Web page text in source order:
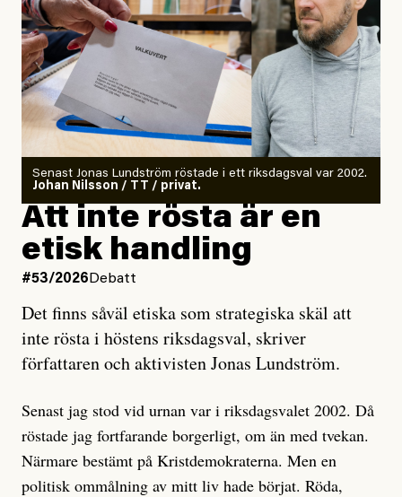
skapar betydligt mer oro i palestinarörelsen – och den
oberoende vänstern – än den porträtterade personen
eller dess bakgrund.
Det finns en väldigt enkel regel inom alla politiska
rörelser när det gäller misstänkta infiltratörer:
Antingen har en bevis på att de är infiltratörer, och då
ska en gå ut med det så fort det bara går för att skydda
rörelsen. Eller så har en inga bevis, bara misstankar,
och då ska en efterforska diskret, just för att inte skapa
oro inom rörelsen.
Artikeln undersöker inte, som ETC påstår, ”vad som
är sant, vad som är rykten”, utan den bidrar bara till
ännu mer ryktesspridning. Det finns inte ett enda bevis
misstänkta personen är en infiltratör. Det som läsaren
får veta är att personen har ändrat sina politiska åsikter
under åren, att den har raderat tidigare innehåll på sina
sociala medier, att artikelns författare inte förstår sig
Senast Jonas Lundström röstade i ett riksdagsval var 2002.
Johan Nilsson / TT / privat.
Att inte rösta är en
etisk handling
#53/2026 Debatt
Det finns såväl etiska som strategiska skäl att
inte rösta i höstens riksdagsval, skriver
författaren och aktivisten Jonas Lundström.
Senast jag stod vid urnan var i riksdagsvalet 2002. Då
röstade jag fortfarande borgerligt, om än med tvekan.
Närmare bestämt på Kristdemokraterna. Men en
politisk ommålning av mitt liv hade börjat. Röda,